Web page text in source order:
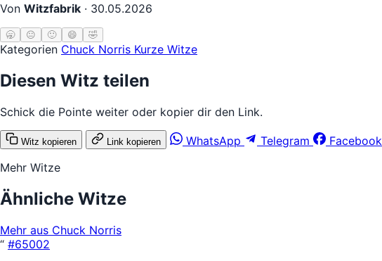
Von Witzfabrik · 30.05.2026
🥱 😐 🙂 😄 🤣
Kategorien Chuck Norris Kurze Witze
Diesen Witz teilen
Schick die Pointe weiter oder kopier dir den Link.
Witz kopieren Link kopieren WhatsApp Telegram Facebook
Mehr Witze
Ähnliche Witze
Mehr aus Chuck Norris
“ #65002